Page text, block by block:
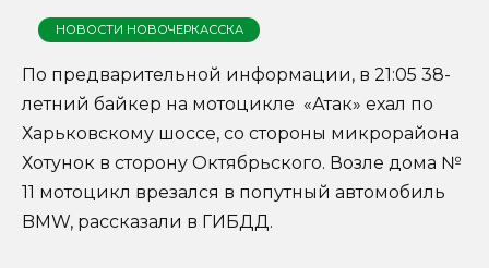
НОВОСТИ НОВОЧЕРКАССКА
По предварительной информации, в 21:05 38-
летний байкер на мотоцикле «Атак» ехал по
Харьковскому шоссе, со стороны микрорайона
Хотунок в сторону Октябрьского. Возле дома №
11 мотоцикл врезался в попутный автомобиль
BMW, рассказали в ГИБДД.